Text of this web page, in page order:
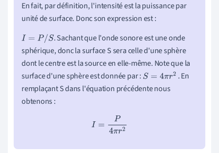
En fait, par définition, l'intensité est la puissance par
unité de surface. Donc son expression est :
I= P/S
. Sachant que l'onde sonore est une onde
sphérique, donc la surface S sera celle d'une sphère
dont le centre est la source en elle-même. Note que la
surface d'une sphère est donnée par : S= 4π r2
. En
remplaçant S dans l'équation précédente nous
obtenons :
I=P 4πr2